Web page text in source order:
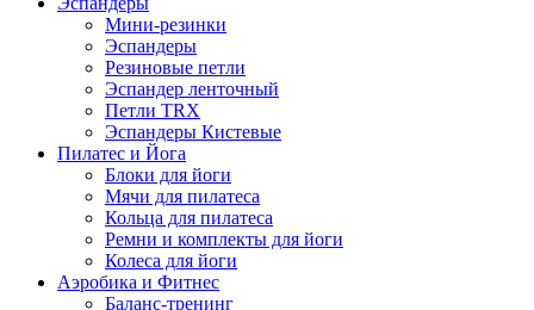
Мини-резинки
Эспандеры
Резиновые петли
Эспандер ленточный
Петли TRX
Эспандеры Кистевые
Пилатес и Йога
Блоки для йоги
Мячи для пилатеса
Кольца для пилатеса
Ремни и комплекты для йоги
Колеса для йоги
Аэробика и Фитнес
Баланс-тренинг